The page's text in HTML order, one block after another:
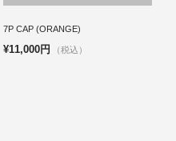
7P CAP (ORANGE)
¥11,000円 （税込）